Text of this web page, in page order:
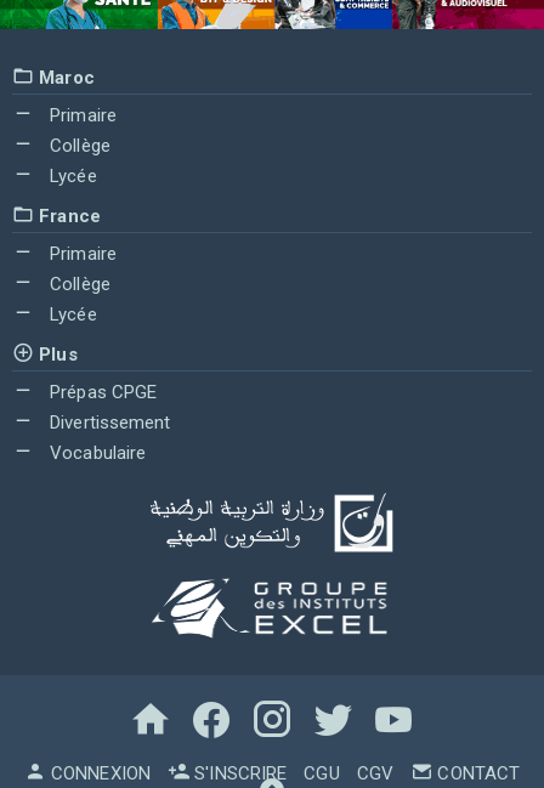
Maroc
Primaire
Collège
Lycée
France
Primaire
Collège
Lycée
Plus
Prépas CPGE
Divertissement
Vocabulaire
CONNEXION S'INSCRIRE CGU CGV CONTACT